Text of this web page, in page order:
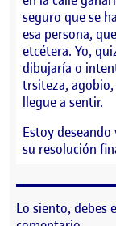
seguro que se
esa persona,
etcétera. Yo,
dibujaría o
trsiteza,
llegue a sentir.
Estoy
su resolución
Lo siento, debes